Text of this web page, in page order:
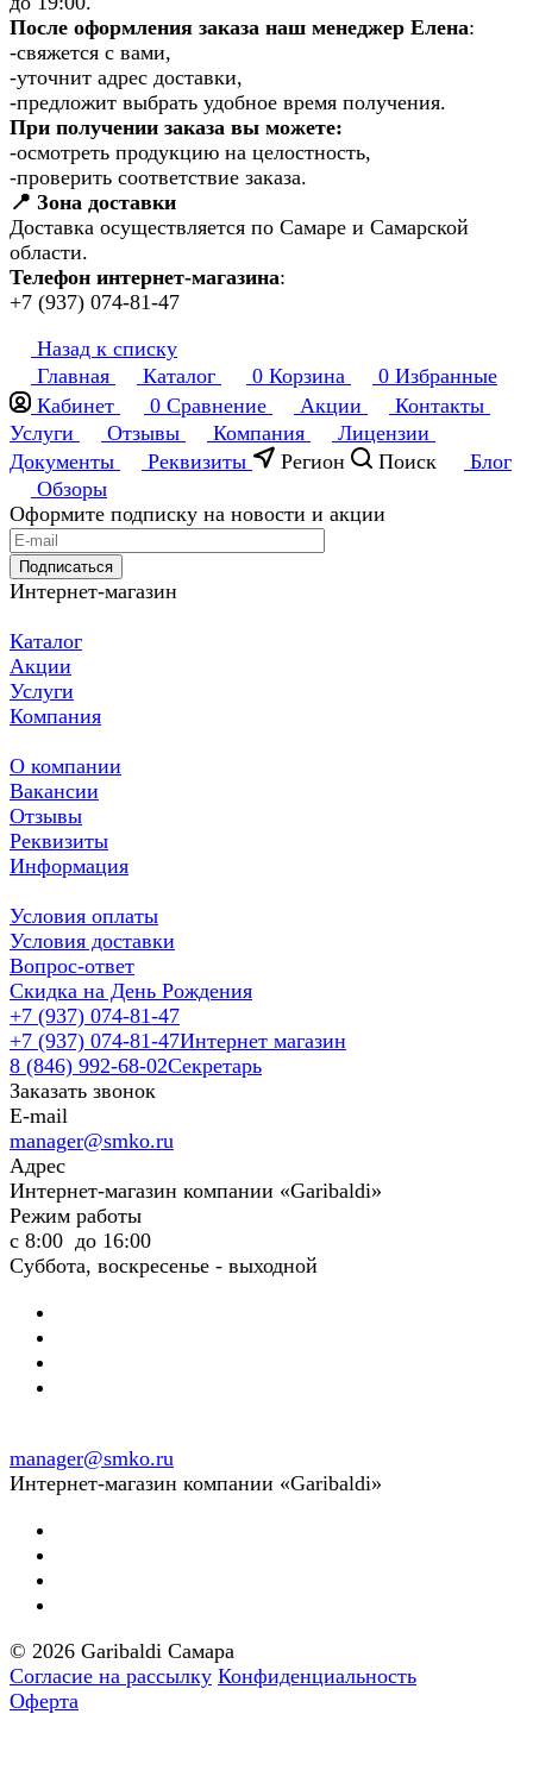
После оформления заказа наш менеджер Елена:
-свяжется с вами,
-уточнит адрес доставки,
-предложит выбрать удобное время получения.
При получении заказа вы можете:
-осмотреть продукцию на целостность,
-проверить соответствие заказа.
📍 Зона доставки
Доставка осуществляется по Самаре и Самарской
области.
Телефон интернет-магазина:
+7 (937) 074-81-47
Назад к списку
Главная
Каталог 0 Корзина 0 Избранные
Кабинет
0 Сравнение Акции
Контакты
Услуги
Отзывы Компания
Лицензии
Документы
Реквизиты Регион Поиск
Блог
Обзоры
Оформите подписку на новости и акции
Подписаться
Интернет-магазин
Каталог
Акции
Услуги
Компания
О компании
Вакансии
Отзывы
Реквизиты
Информация
Условия оплаты
Условия доставки
Вопрос-ответ
Скидка на День Рождения
+7 (937) 074-81-47
+7 (937) 074-81-47Интернет магазин
8 (846) 992-68-02Секретарь
Заказать звонок
E-mail
manager@smko.ru
Адрес
Интернет-магазин компании «Garibaldi»
Режим работы
с 8:00 до 16:00
Суббота, воскресенье - выходной
manager@smko.ru
Интернет-магазин компании «Garibaldi»
© 2026 Garibaldi Самара
Согласие на рассылку Конфиденциальность
Оферта